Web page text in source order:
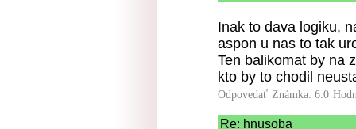
Inak to dava logiku,
aspon u nas to tak
Ten balikomat by na
kto by to chodil
Odpovedať Známka: 6.0
Re: hnusoba